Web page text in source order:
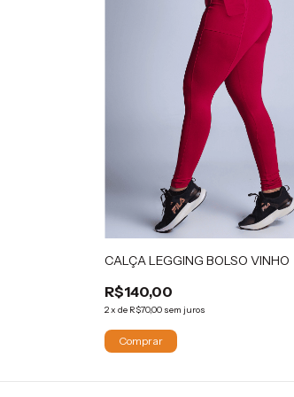
CALÇA LEGGING BOLSO VINHO
R$140,00
2x de R$70,00 sem juros
Comprar